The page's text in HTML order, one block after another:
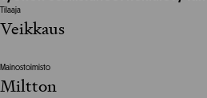
Tilaaja
Veikkaus
Mainostoimisto
Miltton